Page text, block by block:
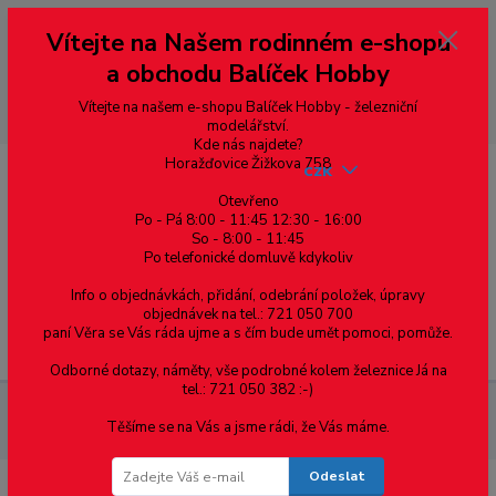
--- pro zákazníky ze Slovenska a jiných zemí, pokud chcete platit v eurech
přepněte si e-shop na euro 💶 pro přepočet měny - pravý horní roh ---
dobírky – pokud si z nějakého důvodu zásilku nevyzvednete, bude po
domluvě zaslána znovu s opětovnou platbou za poštovné, v opačném
případě bude zrušena a účet přidán na blacklist a rušeny následující
objednávky.
Menu
CZK
(2x4sv)/ STE 007-44
Vítejte na Našem rodinném e-shopu
a obchodu Balíček Hobby
Vítejte na našem e-shopu Balíček Hobby - železniční
modelářství.
Kde nás najdete?
Horažďovice Žižkova 758
Otevřeno
Po - Pá 8:00 - 11:45 12:30 - 16:00
So - 8:00 - 11:45
Po telefonické domluvě kdykoliv
Info o objednávkách, přidání, odebrání položek, úpravy
objednávek na tel.: 721 050 700
paní Věra se Vás ráda ujme a s čím bude umět pomoci, pomůže.
Odborné dotazy, náměty, vše podrobné kolem železnice Já na
tel.: 721 050 382 :-)
Těšíme se na Vás a jsme rádi, že Vás máme.
Odeslat